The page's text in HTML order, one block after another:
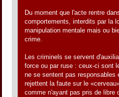
Du moment que l'acte rentre
comportements, interdits par la
manipulation mentale mais ou
crime.
Les criminels se servent
force ou par ruse : ceux-ci sont
ne se sentent pas responsables
rejettent la faute sur le
comme n'ayant pas pris de libre